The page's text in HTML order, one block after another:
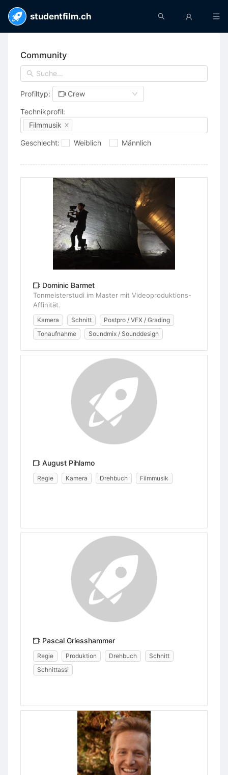
studentfilm.ch
Community
Profiltyp: Crew
Technikprofil:
Filmmusik
Geschlecht: Weiblich Männlich
Dominic Barmet
Tonmeisterstudi im Master mit Videoproduktions-
Affinität.
Kamera Schnitt
Postpro / VFX / Grading
Tonaufnahme
Soundmix / Sounddesign
August Pihlamo
Regie Kamera Drehbuch Filmmusik
Pascal Griesshammer
Regie Produktion Drehbuch
Schnitt
Schnittassi